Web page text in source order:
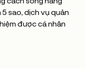
sao, dịch vụ quản
được cá nhân